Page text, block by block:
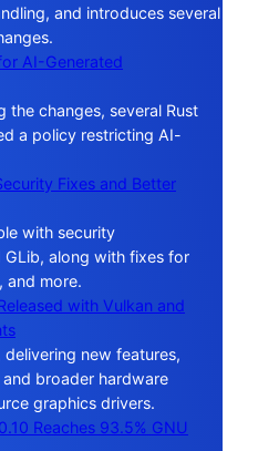
and introduces several
AI-Generated
changes, several Rust
a policy restricting AI-
Fixes and Better
with security
GLib, along with fixes for
and more.
with Vulkan and
new features,
broader hardware
graphics drivers.
Reaches 93.5% GNU